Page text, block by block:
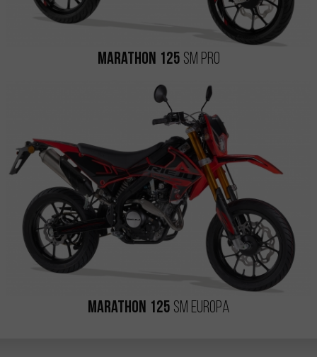
Marathon 125 SM Pro
Marathon 125 SM Europa